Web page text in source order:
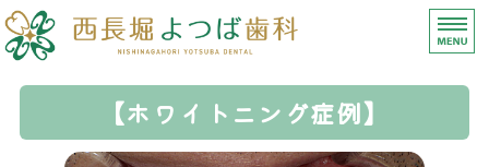
【西長堀よつば歯科
診療内容
【ホワイトニング症例】